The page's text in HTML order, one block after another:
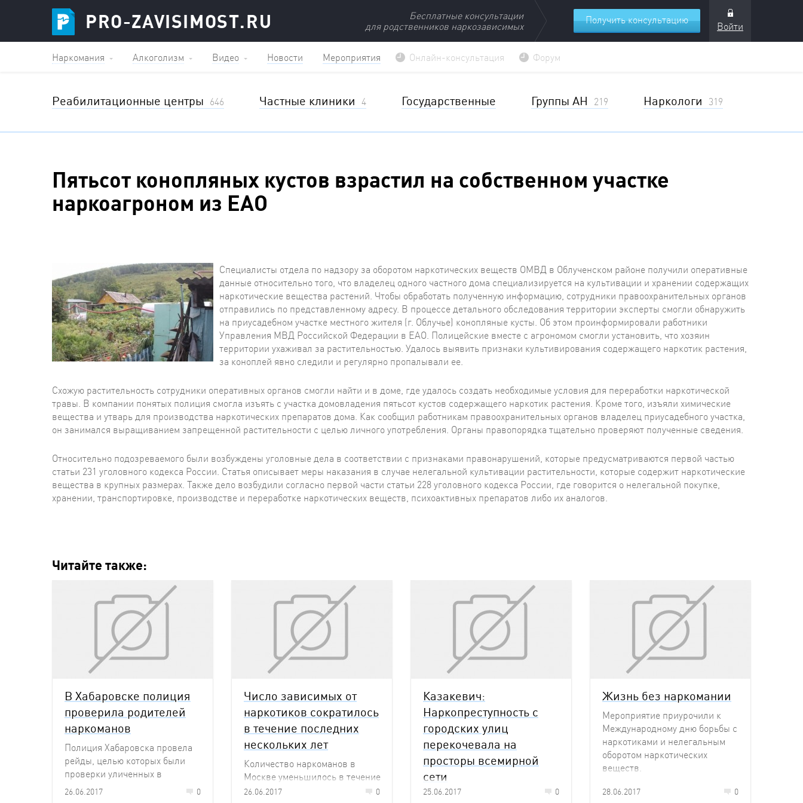
PRO-ZAVISIMOST.RU Войти
Получить консультацию
Бесплатные консультации
для родственников наркозависимых
Наркомания Алкоголизм Видео Новости Мероприятия Онлайн-консультация Форум
Реабилитационные центры 646 Частные клиники 4 Государственные Группы АН 219 Наркологи 319
Пятьсот конопляных кустов взрастил на собственном участке
наркоагроном из ЕАО
Специалисты отдела по надзору за оборотом наркотических веществ ОМВД в Облученском районе получили оперативные
данные относительно того, что владелец одного частного дома специализируется на культивации и хранении содержащих
наркотические вещества растений. Чтобы обработать полученную информацию, сотрудники правоохранительных органов
отправились по представленному адресу. В процессе детального обследования территории эксперты смогли обнаружить
на приусадебном участке местного жителя (г. Облучье) конопляные кусты. Об этом проинформировали работники
Управления МВД Российской Федерации в ЕАО. Полицейские вместе с агрономом смогли установить, что хозяин
территории ухаживал за растительностью. Удалось выявить признаки культивирования содержащего наркотик растения,
за коноплей явно следили и регулярно пропалывали ее.
Схожую растительность сотрудники оперативных органов смогли найти и в доме, где удалось создать необходимые условия для переработки наркотической
травы. В компании понятых полиция смогла изъять с участка домовладения пятьсот кустов содержащего наркотик растения. Кроме того, изъяли химические
вещества и утварь для производства наркотических препаратов дома. Как сообщил работникам правоохранительных органов владелец приусадебного участка,
он занимался выращиванием запрещенной растительности с целью личного употребления. Органы правопорядка тщательно проверяют полученные сведения.
Относительно подозреваемого были возбуждены уголовные дела в соответствии с признаками правонарушений, которые предусматриваются первой частью
статьи 231 уголовного кодекса России. Статья описывает меры наказания в случае нелегальной культивации растительности, которые содержит наркотические
вещества в крупных размерах. Также дело возбудили согласно первой части статьи 228 уголовного кодекса России, где говорится о нелегальной покупке,
хранении, транспортировке, производстве и переработке наркотических веществ, психоактивных препаратов либо их аналогов.
Читайте также:
В Хабаровске полиция
проверила родителей
наркоманов
Полиция Хабаровска провела
рейды, целью которых были
проверки уличенных в
употреблении наркотических
26.06.2017 0
Число зависимых от
наркотиков сократилось
в течение последних
нескольких лет
Количество наркоманов в
Москве уменьшилось в течение
последних нескольких лет.
26.06.2017 0
Казакевич:
Наркопреступность с
городских улиц
перекочевала на
просторы всемирной
сети
В пресс-центре Белта была
25.06.2017 0
Жизнь без наркомании
Мероприятие приурочили к
Международному дню борьбы с
наркотиками и нелегальным
оборотом наркотических
веществ.
28.06.2017 0